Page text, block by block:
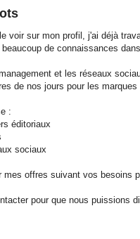
voir sur mon profil, j'ai déjà
de connaissances
et les réseaux
de nos jours pour les marques
:
éditoriaux
sociaux
mes offres suivant vos besoins
pour que nous puissions